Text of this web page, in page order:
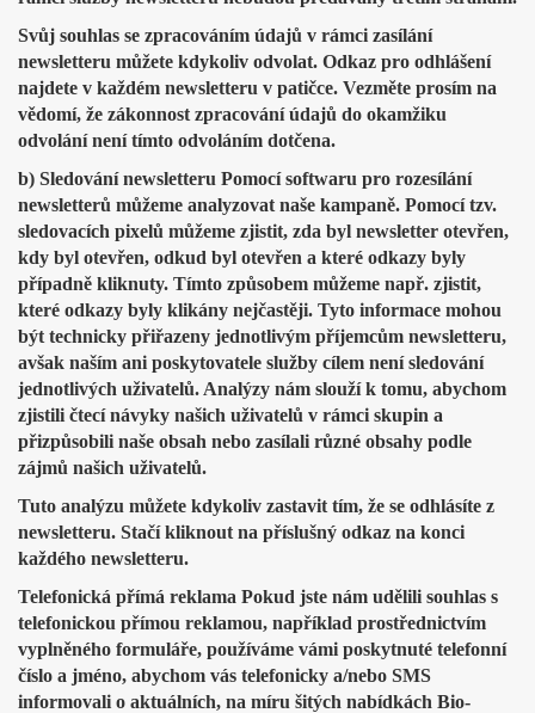
Svůj souhlas se zpracováním údajů v rámci zasílání
newsletteru můžete kdykoliv odvolat. Odkaz pro odhlášení
najdete v každém newsletteru v patičce. Vezměte prosím na
vědomí, že zákonnost zpracování údajů do okamžiku
odvolání není tímto odvoláním dotčena.
b) Sledování newsletteru Pomocí softwaru pro rozesílání
newsletterů můžeme analyzovat naše kampaně. Pomocí tzv.
sledovacích pixelů můžeme zjistit, zda byl newsletter otevřen,
kdy byl otevřen, odkud byl otevřen a které odkazy byly
případně kliknuty. Tímto způsobem můžeme např. zjistit,
které odkazy byly klikány nejčastěji. Tyto informace mohou
být technicky přiřazeny jednotlivým příjemcům newsletteru,
avšak naším ani poskytovatele služby cílem není sledování
jednotlivých uživatelů. Analýzy nám slouží k tomu, abychom
zjistili čtecí návyky našich uživatelů v rámci skupin a
přizpůsobili naše obsah nebo zasílali různé obsahy podle
zájmů našich uživatelů.
Tuto analýzu můžete kdykoliv zastavit tím, že se odhlásíte z
newsletteru. Stačí kliknout na příslušný odkaz na konci
každého newsletteru.
Telefonická přímá reklama Pokud jste nám udělili souhlas s
telefonickou přímou reklamou, například prostřednictvím
vyplněného formuláře, používáme vámi poskytnuté telefonní
číslo a jméno, abychom vás telefonicky a/nebo SMS
informovali o aktuálních, na míru šitých nabídkách Bio-